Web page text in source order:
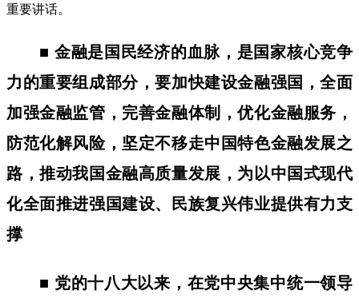
重要讲话。
■ 金融是国民经济的血脉，是国家核心竞争
力的重要组成部分，要加快建设金融强国，全面
加强金融监管，完善金融体制，优化金融服务，
防范化解风险，坚定不移走中国特色金融发展之
路，推动我国金融高质量发展，为以中国式现代
化全面推进强国建设、民族复兴伟业提供有力支
撑
■ 党的十八大以来，在党中央集中统一领导